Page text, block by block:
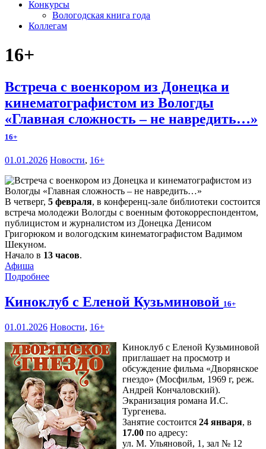
Конкурсы
Вологодская книга года
Коллегам
16+
Встреча с военкором из Донецка и
кинематографистом из Вологды
«Главная сложность – не навредить…»
16+
01.01.2026 Новости, 16+
В четверг, 5 февраля, в конференц-зале библиотеки состоится
встреча молодежи Вологды с военным фотокорреспондентом,
публицистом и журналистом из Донецка Денисом
Григорюком и вологодским кинематографистом Вадимом
Шекуном.
Начало в 13 часов.
Афиша
Подробнее
Киноклуб с Еленой Кузьминовой 16+
01.01.2026 Новости, 16+
Киноклуб с Еленой Кузьминовой
приглашает на просмотр и
обсуждение фильма «Дворянское
гнездо» (Мосфильм, 1969 г, реж.
Андрей Кончаловский).
Экранизация романа И.С.
Тургенева.
Занятие состоится 24 января, в
17.00 по адресу:
ул. М. Ульяновой, 1, зал № 12